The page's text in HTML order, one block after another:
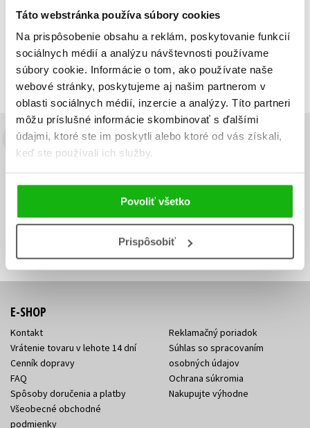
Táto webstránka používa súbory cookies
Na prispôsobenie obsahu a reklám, poskytovanie funkcií
sociálnych médií a analýzu návštevnosti používame
súbory cookie. Informácie o tom, ako používate naše
webové stránky, poskytujeme aj našim partnerom v
oblasti sociálnych médií, inzercie a analýzy. Títo partneri
môžu príslušné informácie skombinovať s ďalšími
údajmi, ktoré ste im poskytli alebo ktoré od vás získali,
keď ste používali ich služby.
Povoliť všetko
Prispôsobiť
Zobraz záznamov
Zobrazujem 1 až 2 z celkových 2 záznamov
Predchádzajúci 1 Ďalší
Budete to vedieť ako prvý!
Zaujíma Vás, aký knižný hit práve vychádza, na aký tovar je
výhodná zľava, aká beží súťaž o ceny?Prihláste sa k odberu našich
Vaša
Vaša
E-SHOP
Kontakt
Vrátenie tovaru v lehote 14 dní
Cenník dopravy
FAQ
Spôsoby doručenia a platby
Všeobecné obchodné
podmienky
Reklamačný poriadok
Súhlas so spracovaním
osobných údajov
Ochrana súkromia
Nakupujte výhodne